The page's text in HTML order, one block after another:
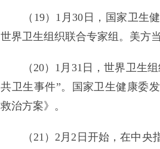
（19）1月30日，国家卫生健
世界卫生组织联合专家组。美方
（20）1月31日，世界卫生组
共卫生事件”。国家卫生健康委
救治方案》。
（21）2月2日开始，在中央